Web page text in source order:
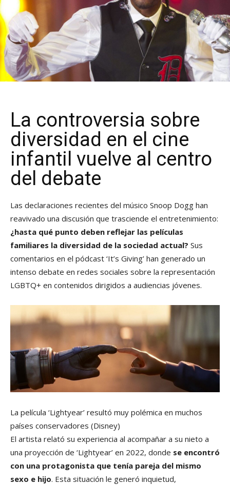
La controversia sobre
diversidad en el cine
infantil vuelve al centro
del debate
Las declaraciones recientes del músico Snoop Dogg han
reavivado una discusión que trasciende el entretenimiento:
¿hasta qué punto deben reflejar las películas
familiares la diversidad de la sociedad actual? Sus
comentarios en el pódcast ‘It’s Giving’ han generado un
intenso debate en redes sociales sobre la representación
LGBTQ+ en contenidos dirigidos a audiencias jóvenes.
La película ‘Lightyear’ resultó muy polémica en muchos
países conservadores (Disney)
El artista relató su experiencia al acompañar a su nieto a
una proyección de ‘Lightyear’ en 2022, donde se encontró
con una protagonista que tenía pareja del mismo
sexo e hijo. Esta situación le generó inquietud,